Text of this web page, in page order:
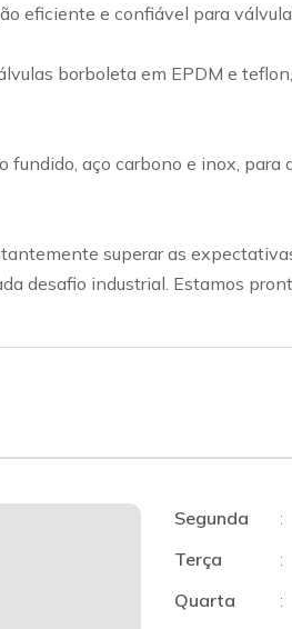
eficiente e confiável para
borboleta em EPDM e
aço carbono e inox,
superar as
desafio industrial. Estamos
Segunda :
Terça
:
Quarta
: